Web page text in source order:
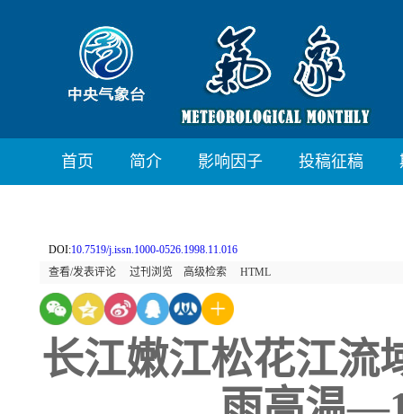
首页 简介 影响因子 投稿征稿
DOI:10.7519/j.issn.1000-0526.1998.11.016
查看/发表评论
过刊浏览 高级检索 HTML
长江嫩江松花江流